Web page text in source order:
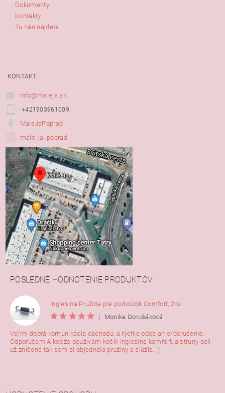
Dokumenty
Kontakty
Tu nás nájdete
KONTAKT:
info@maleja.sk
+421903961009
MaleJaPoprad
male_ja_poprad
POSLEDNÉ HODNOTENIE PRODUKTOV
Inglesina Pružina pre podvozok Comfort, 2ks
|
Monika Dorušáková
Veľmi dobrá komunikácia obchodu, a rýchle odoslanie/doručenie.
Odporúčam A keďže používam kočík inglesina komfort, a struny boli
už zničené tak som si objednala pružiny a slúžia. :)